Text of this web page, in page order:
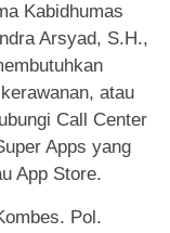
Kabidhumas
Arsyad, S.H.,
atau
Call Center
Apps yang
App Store.
Pol.